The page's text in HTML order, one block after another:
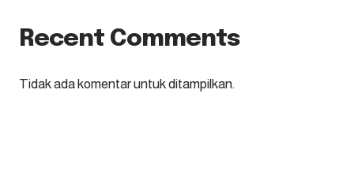
Recent Comments
Tidak ada komentar untuk ditampilkan.